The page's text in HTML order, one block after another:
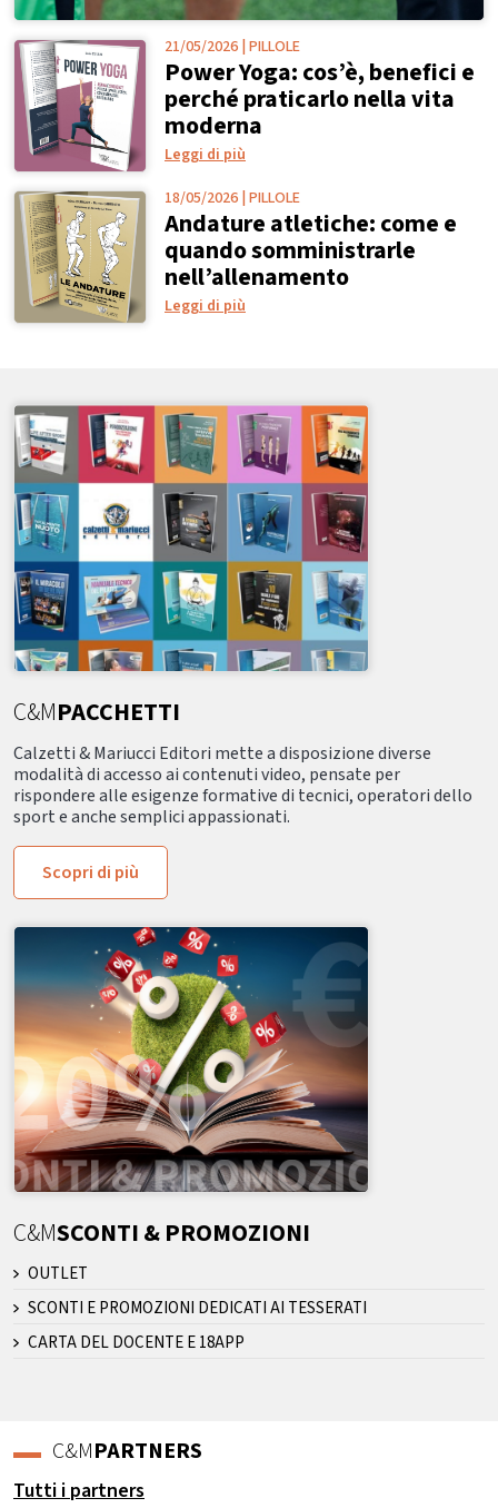
21/05/2026 PILLOLE
Power Yoga: cos’è, benefici e
perché praticarlo nella vita
moderna
Leggi di più
18/05/2026 PILLOLE
Andature atletiche: come e
quando somministrarle
nell’allenamento
Leggi di più
C&MPACCHETTI
Calzetti & Mariucci Editori mette a disposizione diverse
modalità di accesso ai contenuti video, pensate per
rispondere alle esigenze formative di tecnici, operatori dello
sport e anche semplici appassionati.
Scopri di più
C&MSCONTI & PROMOZIONI
OUTLET
SCONTI E PROMOZIONI DEDICATI AI TESSERATI
CARTA DEL DOCENTE E 18APP
C&MPARTNERS
Tutti i partners